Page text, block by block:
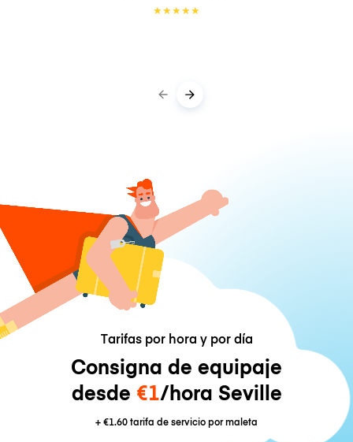
★★★★★
Tarifas por hora y por día
Consigna de equipaje
desde €1/hora Seville
+€1.60tarifa de servicio por maleta